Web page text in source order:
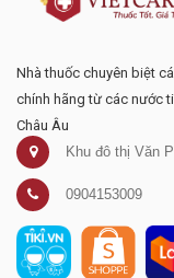
Nhà thuốc chuyên biệt
chính hãng từ các nước
Châu Âu
Khu đô thị Văn
0904153009